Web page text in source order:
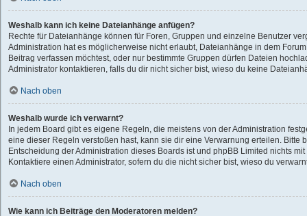
Weshalb kann ich keine Dateianhänge anfügen?
Rechte für Dateianhänge können für Foren, Gruppen und einzelne Benutzer
Administration hat es möglicherweise nicht erlaubt, Dateianhänge in dem
Beitrag verfassen möchtest, oder nur bestimmte Gruppen dürfen Dateien
Administrator kontaktieren, falls du dir nicht sicher bist, wieso du keine
Nach oben
Weshalb wurde ich verwarnt?
In jedem Board gibt es eigene Regeln, die meistens von der Administration
eine dieser Regeln verstoßen hast, kann sie dir eine Verwarnung erteilen. Bitte
Entscheidung der Administration dieses Boards ist und phpBB Limited nichts
Kontaktiere einen Administrator, sofern du die nicht sicher bist, wieso du
Nach oben
Wie kann ich Beiträge den Moderatoren melden?